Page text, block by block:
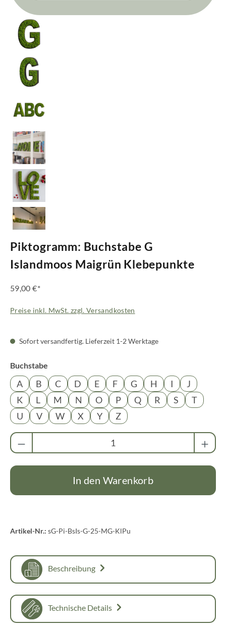
Piktogramm: Buchstabe G
Islandmoos Maigrün Klebepunkte
59,00 €*
Preise inkl. MwSt. zzgl. Versandkosten
Sofort versandfertig. Lieferzeit 1-2 Werktage
Buchstabe
A B C D E F G H I
J
K
L M N O P Q R S
T
U
V W X Y Z
Produkt Anzahl: Gib den gewünschten Wert
In den Warenkorb
Artikel-Nr.: sG-Pi-BsIs-G-25-MG-KlPu
Beschreibung
Technische Details